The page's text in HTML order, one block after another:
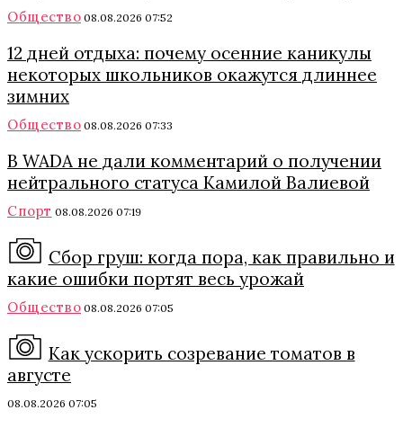
Общество 08.08.2026 07:52
12 дней отдыха: почему осенние каникулы
некоторых школьников окажутся длиннее
зимних
Общество 08.08.2026 07:33
В WADA не дали комментарий о получении
нейтрального статуса Камилой Валиевой
Спорт 08.08.2026 07:19
Сбор груш: когда пора, как правильно и
какие ошибки портят весь урожай
Общество 08.08.2026 07:05
Как ускорить созревание томатов в
августе
08.08.2026 07:05